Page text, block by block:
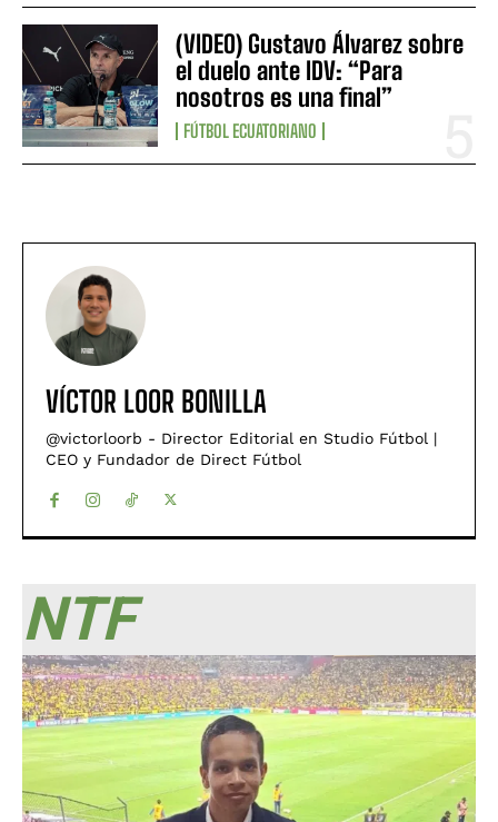
(VIDEO) Gustavo Álvarez sobre
el duelo ante IDV: “Para
nosotros es una final”
FÚTBOL ECUATORIANO
VÍCTOR LOOR BONILLA
@victorloorb - Director Editorial en Studio Fútbol |
CEO y Fundador de Direct Fútbol
NTF